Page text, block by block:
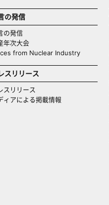
の発信
の発信
年次大会
from Nuclear Industry
スリリース
スリリース
ィアによる掲載情報